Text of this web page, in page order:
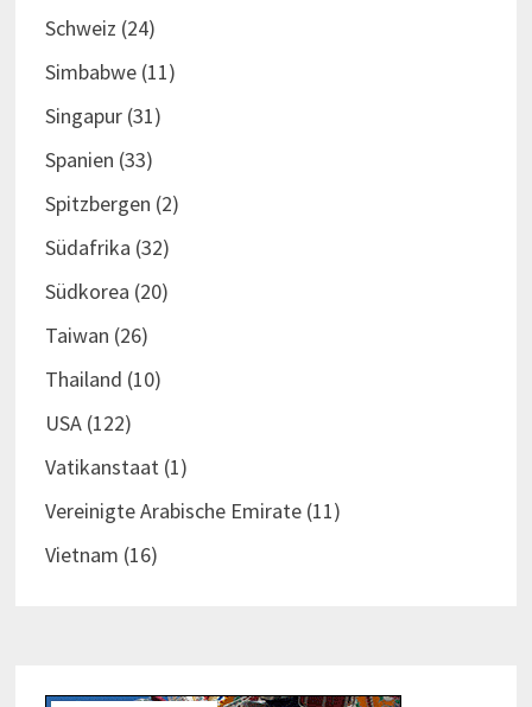
Schweiz (24)
Simbabwe(11)
Singapur(31)
Spanien (33)
Spitzbergen (2)
Südafrika (32)
Südkorea (20)
Taiwan (26)
Thailand (10)
USA(122)
Vatikanstaat(1)
Vereinigte Arabische Emirate(11)
Vietnam (16)